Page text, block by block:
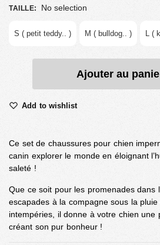
TAILLE: No selection
S ( petit teddy.. ) M ( bulldog.. ) L (
Ajouter au
Add to wishlist
Ce set de chaussures pour chien
canin explorer le monde en éloignant
saleté !
Que ce soit pour les promenades dans
escapades à la compagne sous la
intempéries, il donne à votre chien une
créant son pur bonheur !